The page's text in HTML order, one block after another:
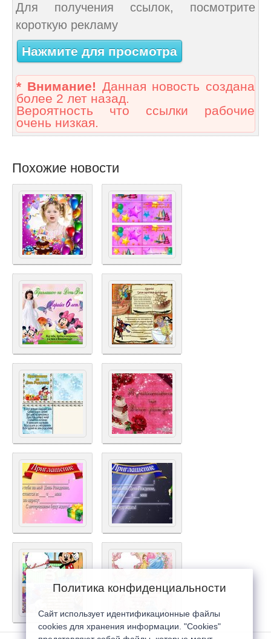
Для получения ссылок, посмотрите
короткую рекламу
Нажмите для просмотра
* Внимание! Данная новость создана
более 2 лет назад.
Вероятность что ссылки рабочие
очень низкая.
Похожие новости
Политика конфиденциальности
Сайт использует идентификационные файлы
cookies для хранения информации. "Cookies"